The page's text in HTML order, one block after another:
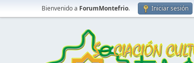
Bienvenido a ForumMontefrio. Iniciar sesión